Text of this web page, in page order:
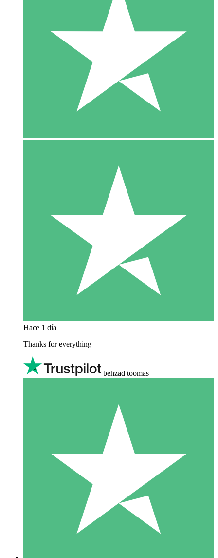
Hace 1 día
Thanks for everything
behzad toomas